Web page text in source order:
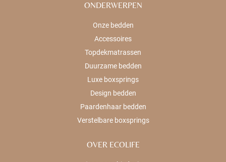
ONDERWERPEN
Onze bedden
Accessoires
Topdekmatrassen
Duurzame bedden
Luxe boxsprings
Design bedden
Paardenhaar bedden
Verstelbare boxsprings
OVER ECOLIFE